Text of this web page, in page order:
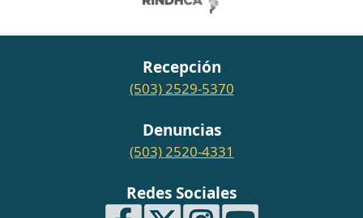
Recepción
(503) 2529-5370
Denuncias
(503) 2520-4331
Redes Sociales